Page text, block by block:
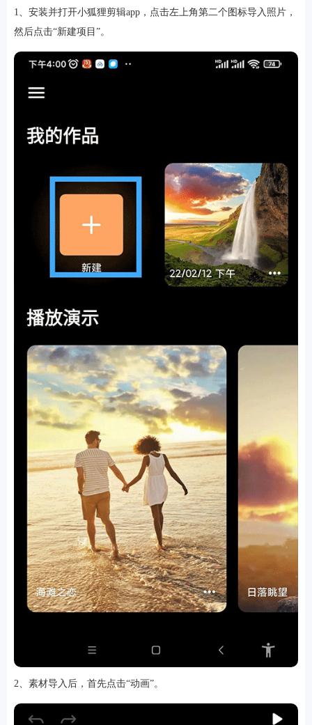
1、安装并打开小狐狸剪辑app，点击左上角第二个图标导入照片，
然后点击“新建项目”。
2、素材导入后，首先点击“动画”。